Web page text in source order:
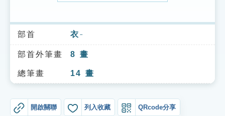
索引選單
知識索引
單字索引
部首 衣 ㄧ
部首外筆畫 8 畫
總筆畫 14 畫
開啟關聯 列入收藏 QRcode分享